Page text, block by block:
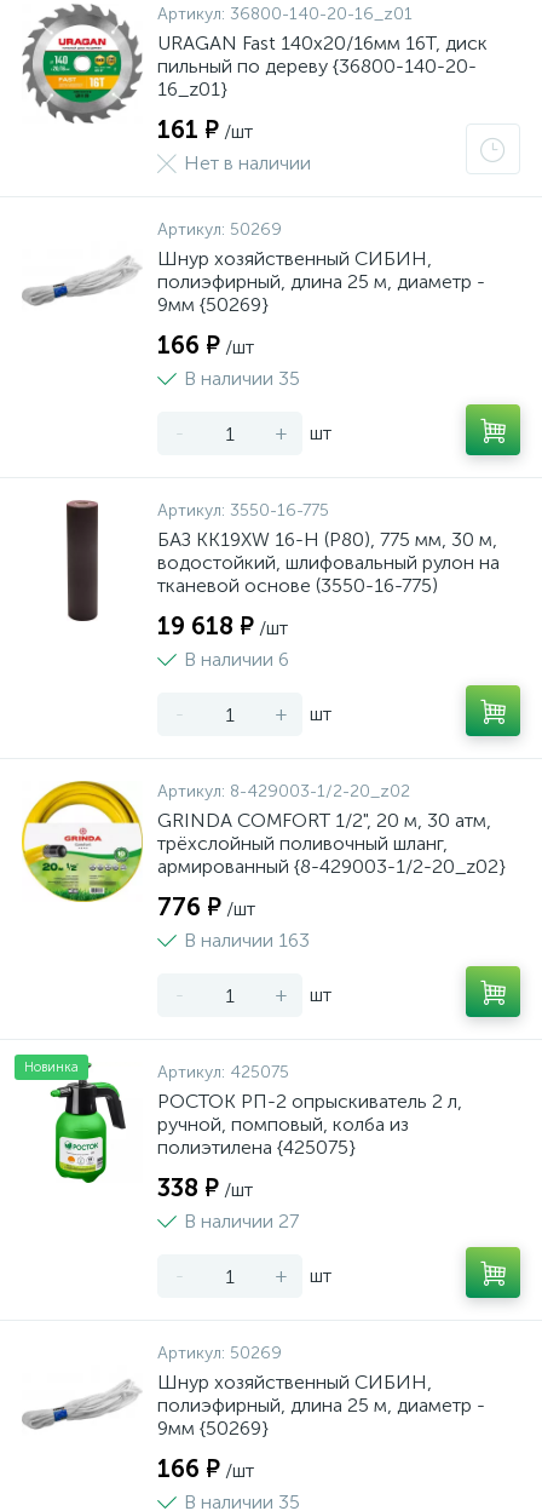
Артикул: 36800-140-20-16_z01
URAGAN Fast 140x20/16мм 16Т, диск
пильный по дереву {36800-140-20-
16_z01}
161 ₽ /шт
Нет в наличии
Артикул: 50269
Шнур хозяйственный СИБИН,
полиэфирный, длина 25 м, диаметр -
9мм {50269}
166 ₽ /шт
В наличии 35
- + шт
Артикул: 3550-16-775
БАЗ KK19XW 16-H (Р80), 775 мм, 30 м,
водостойкий, шлифовальный рулон на
тканевой основе (3550-16-775)
19 618 ₽ /шт
В наличии 6
- + шт
Артикул: 8-429003-1/2-20_z02
GRINDA COMFORT 1/2", 20 м, 30 атм,
трёхслойный поливочный шланг,
армированный {8-429003-1/2-20_z02}
776 ₽ /шт
В наличии 163
- + шт
Новинка Артикул: 425075
РОСТОК РП-2 опрыскиватель 2 л,
ручной, помповый, колба из
полиэтилена {425075}
338 ₽ /шт
В наличии 27
- + шт
Артикул: 50269
Шнур хозяйственный СИБИН,
полиэфирный, длина 25 м, диаметр -
9мм {50269}
166 ₽ /шт
В наличии 35